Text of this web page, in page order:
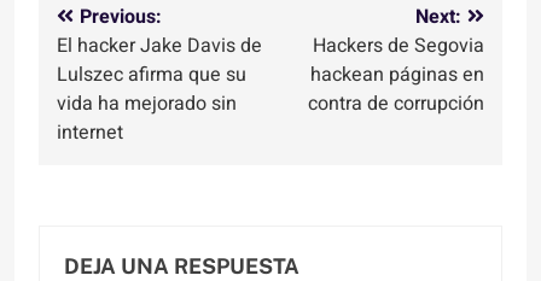
Navegación
de
entradas
Previous:
El hacker Jake Davis de
Lulszec afirma que su
vida ha mejorado sin
internet
Next:
Hackers de Segovia
hackean páginas en
contra de corrupción
DEJA UNA RESPUESTA